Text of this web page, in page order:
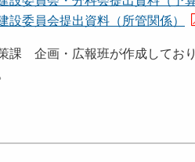
委員会提出資料（所管関係）
課 企画・広報班が作成してお